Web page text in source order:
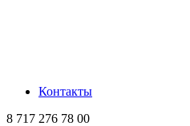
Контакты
8 717 276 78 00